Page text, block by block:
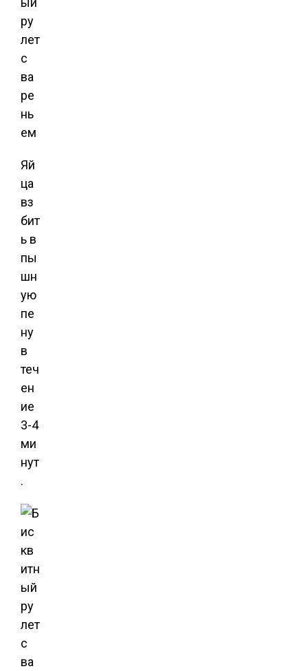
Яй
ца
вз
бит
ь в
пы
шн
ую
пе
ну
в
теч
ен
ие
3-4
ми
нут
.